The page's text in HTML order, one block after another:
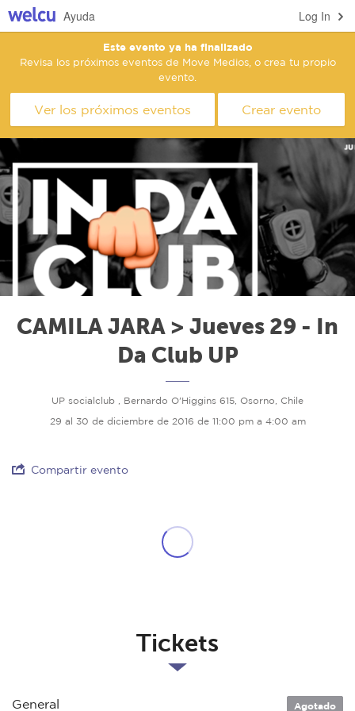
Log In
Ayuda
Este evento ya ha finalizado
Revisa los próximos eventos de Move Medios, o crea tu propio
evento.
Ver los próximos eventos Crear evento
CAMILA JARA > Jueves 29 - In
Da Club UP
UP socialclub , Bernardo O'Higgins 615, Osorno, Chile
29 al 30 de diciembre de 2016 de 11:00 pm a 4:00 am
Compartir evento
Tickets
General Agotado